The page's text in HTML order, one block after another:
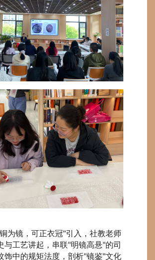
为镜，可正衣冠"引入，社教老师
与工艺讲起，串联"明镜高悬"的司
饰中的规矩法度，剖析"镜鉴"文化